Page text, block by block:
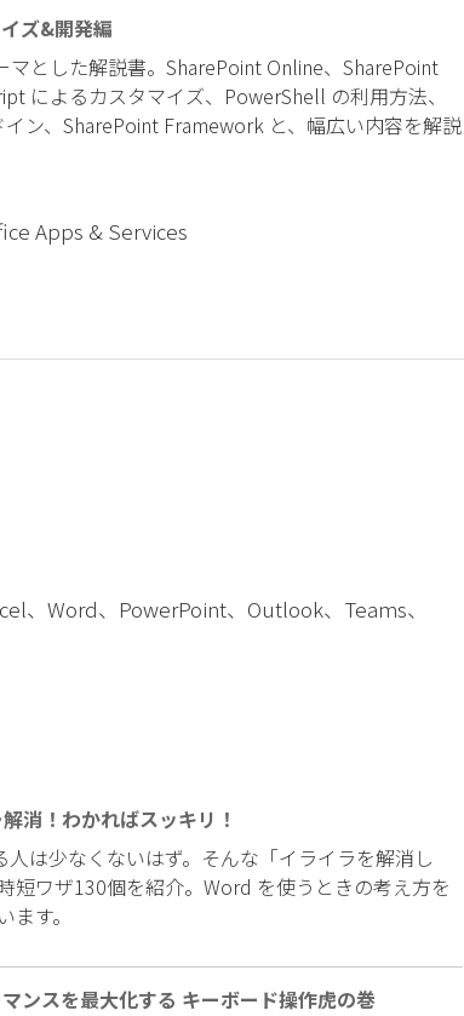
ズ&開発編
とした解説書。SharePoint Online、SharePoint
によるカスタマイズ、PowerShell の利用方法、
ン、SharePoint Framework と、幅広い内容を解説
Apps & Services
、Word、PowerPoint、Outlook、Teams、
消！わかればスッキリ！
は少なくないはず。そんな「イライラを解消し
短ワザ130個を紹介。Word を使うときの考え方を
す。
ンスを最大化する キーボード操作虎の巻